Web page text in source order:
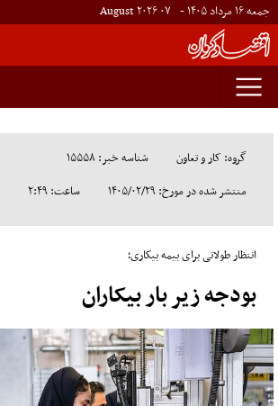
جمعه ۱۶ مرداد ۱۴۰۵ - ۰۷۲۰۲۶
گروه: کار و تعاون
شناسه خبر: ۱۵۵۵۸
منتشر شده در مورخ: ۱۴۰۵/۰۲/۲۹
ساعت: ۲:۴۹
انتظار طولانی برای بیمه بیکاری؛
بودجه زیر بار بیکاران